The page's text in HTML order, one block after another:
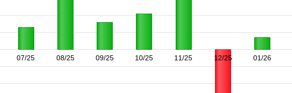
07/25 08/25 09/25 10/25 11/25 12/25 01/26